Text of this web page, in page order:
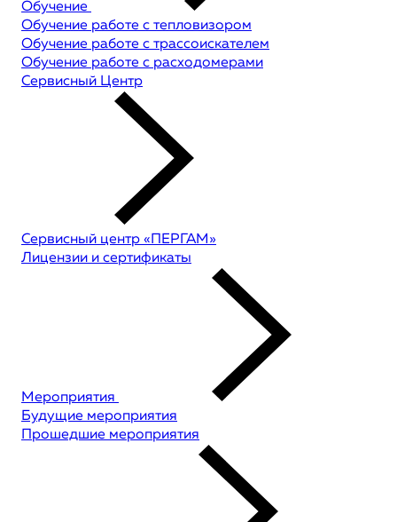
Обучение
Обучение работе с тепловизором
Обучение работе с трассоискателем
Обучение работе с расходомерами
Сервисный Центр
Сервисный центр «ПЕРГАМ»
Лицензии и сертификаты
Мероприятия
Будущие мероприятия
Прошедшие мероприятия